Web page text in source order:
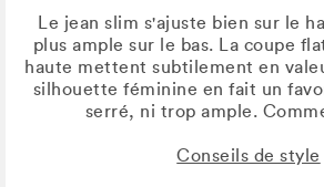
Le jean slim s'ajuste bien sur le
plus ample sur le bas. La coupe
haute mettent subtilement en
silhouette féminine en fait un
serré, ni trop ample.
Conseils de style